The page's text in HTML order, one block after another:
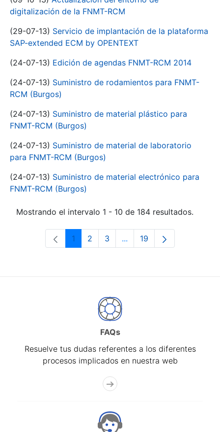
digitalización de la FNMT-RCM
(29-07-13) Servicio de implantación de la plataforma
SAP-extended ECM by OPENTEXT
(24-07-13) Edición de agendas FNMT-RCM 2014
(24-07-13) Suministro de rodamientos para FNMT-
RCM (Burgos)
(24-07-13) Suministro de material plástico para
FNMT-RCM (Burgos)
(24-07-13) Suministro de material de laboratorio
para FNMT-RCM (Burgos)
(24-07-13) Suministro de material electrónico para
FNMT-RCM (Burgos)
Mostrando el intervalo 1 - 10 de 184 resultados.
Página
1 Página
2 Página
3 ...Páginas intermedias Use
Página
19
FAQs
Resuelve tus dudas referentes a los diferentes
procesos implicados en nuestra web